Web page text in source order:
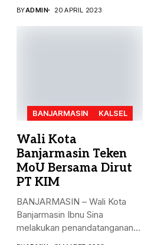
BYADMIN 20 APRIL 2023
BANJARMASIN KALSEL
Wali Kota
Banjarmasin Teken
MoU Bersama Dirut
PT KIM
BANJARMASIN – Wali Kota
Banjarmasin Ibnu Sina
melakukan penandatanganan